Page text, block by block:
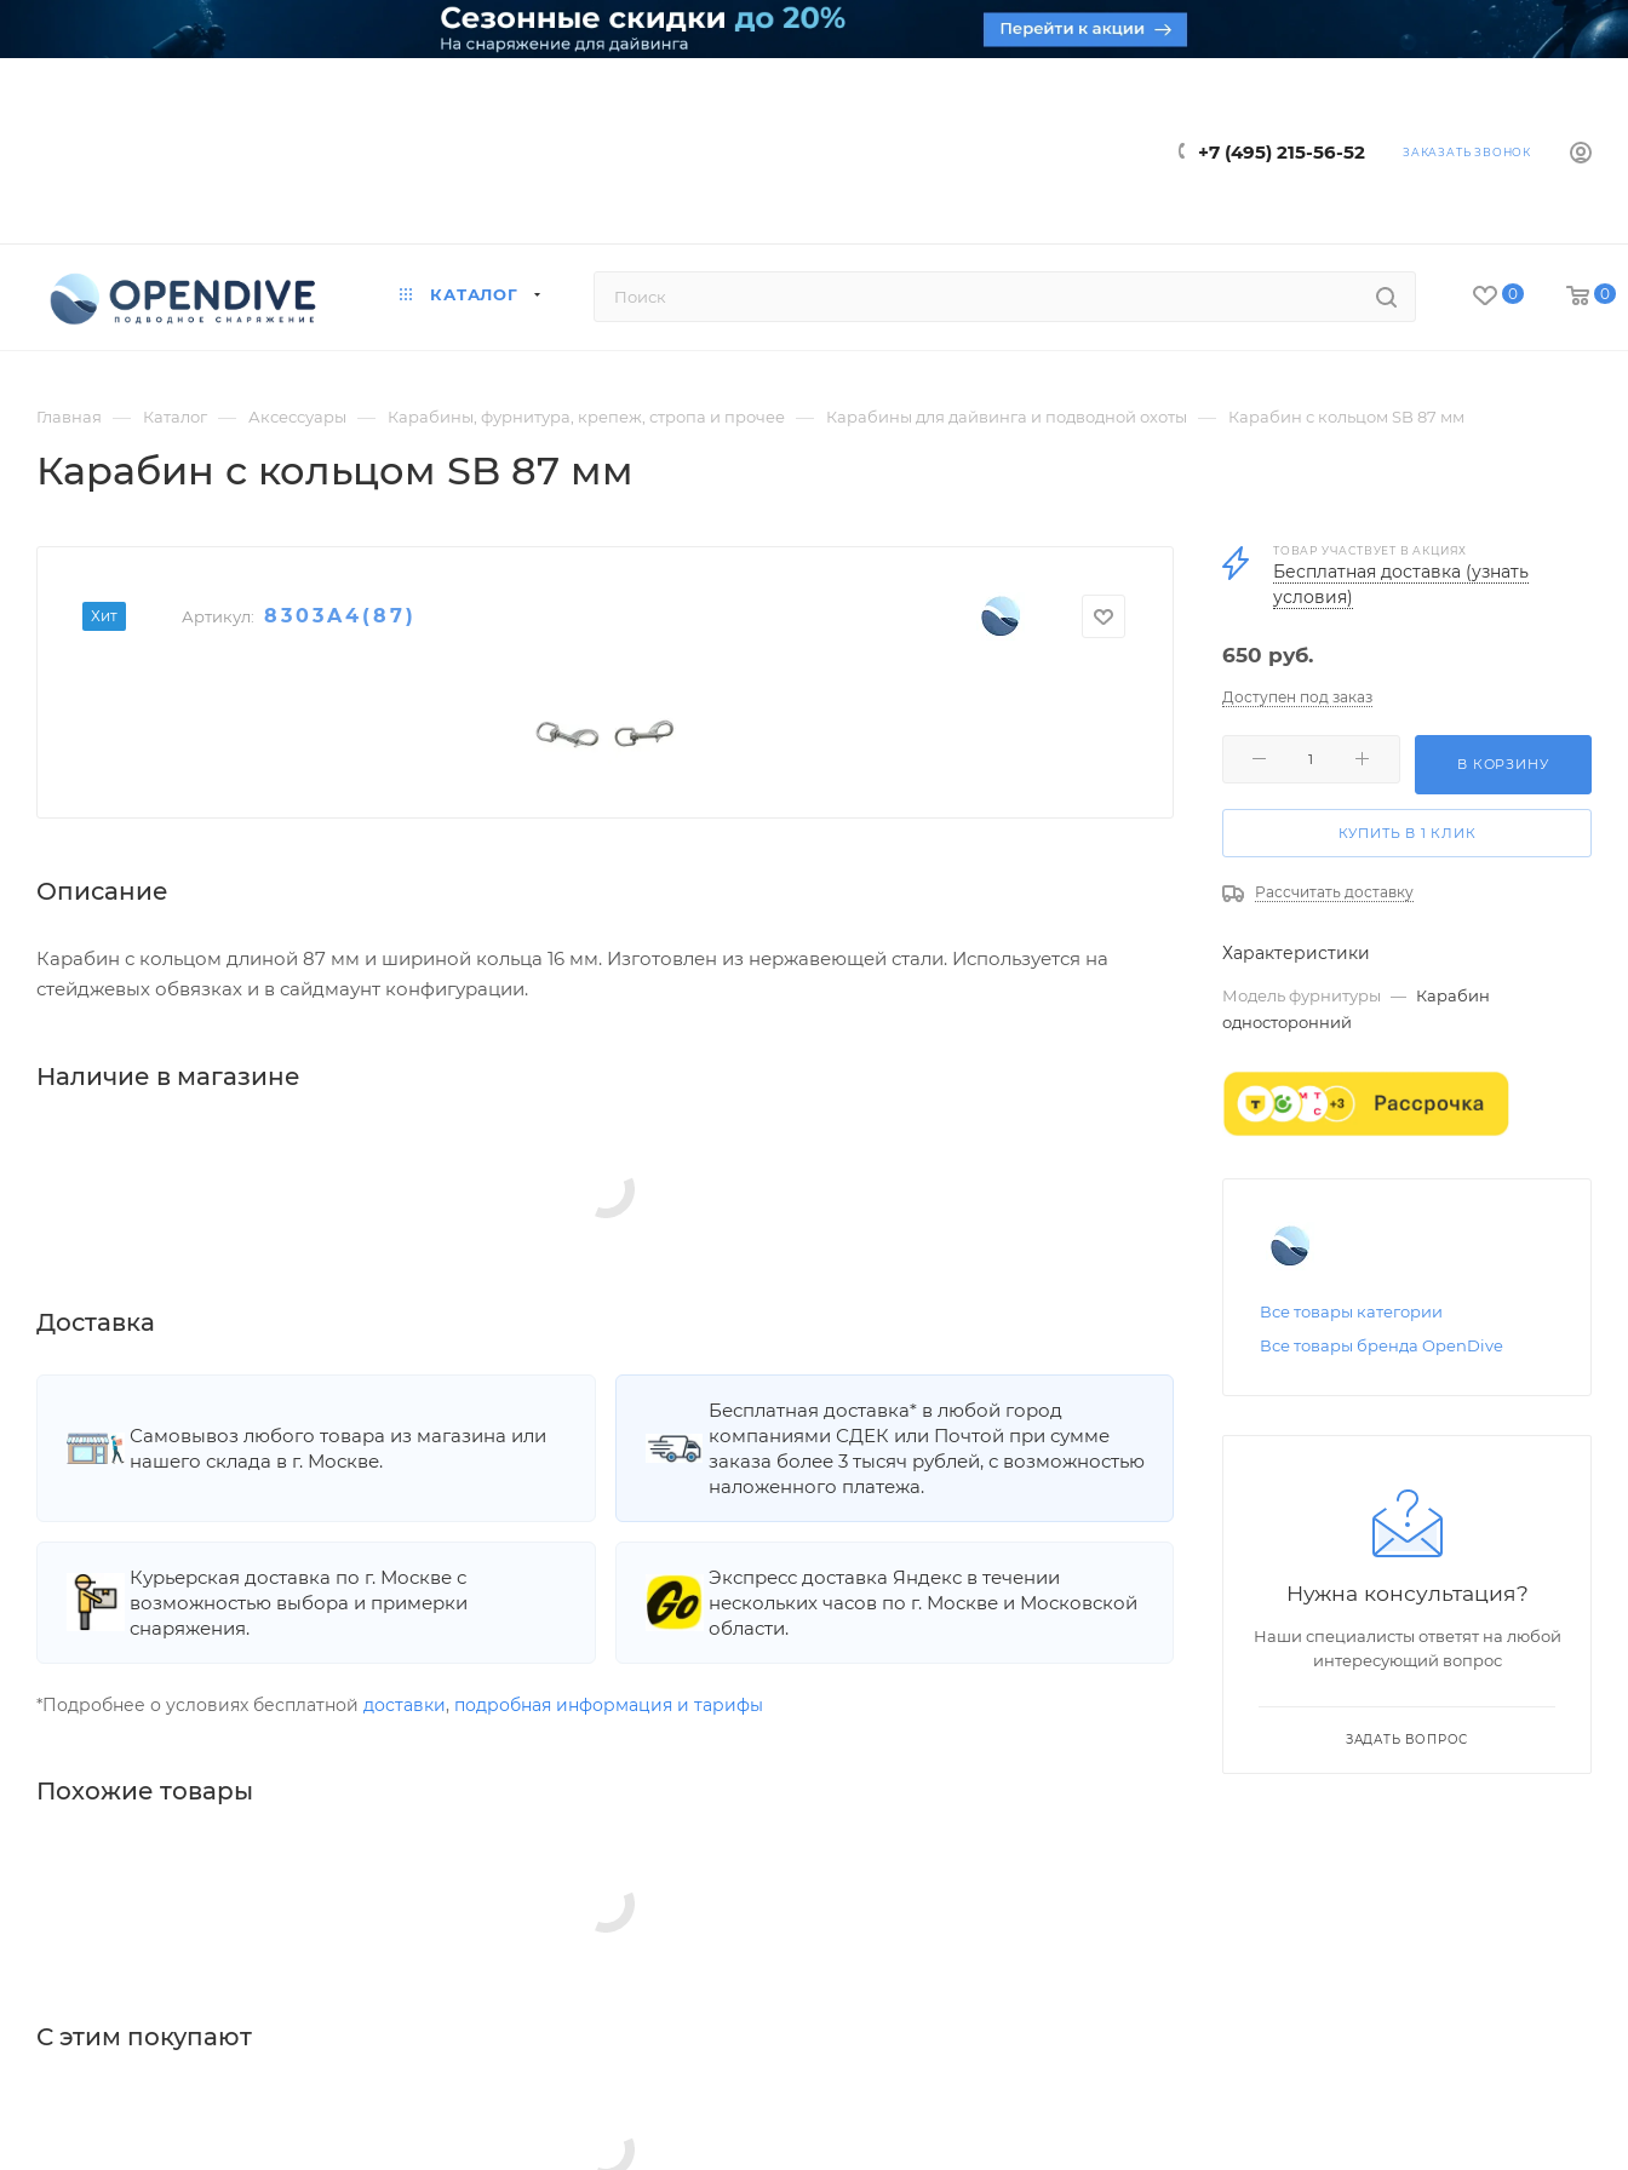
+7 (495) 215-56-52 ЗАКАЗАТЬ ЗВОНОК
КАТАЛОГ 0 0
Главная — Каталог — Аксессуары — Карабины, фурнитура, крепеж, стропа и прочее — Карабины для дайвинга и подводной охоты — Карабин с кольцом SB 87 мм
Карабин с кольцом SB 87 мм
Хит Артикул: 8303A4(87)
Описание
Карабин с кольцом длиной 87 мм и шириной кольца 16 мм. Изготовлен из нержавеющей стали. Используется на
стейджевых обвязках и в сайдмаунт конфигурации.
Наличие в магазине
Доставка
Самовывоз любого товара из магазина или
нашего склада в г. Москве.
Бесплатная доставка* в любой город
компаниями СДЕК или Почтой при сумме
заказа более 3 тысяч рублей, с возможностью
наложенного платежа.
Курьерская доставка по г. Москве с
возможностью выбора и примерки
снаряжения.
Экспресс доставка Яндекс в течении
нескольких часов по г. Москве и Московской
области.
*Подробнее о условиях бесплатной доставки, подробная информация и тарифы
Похожие товары
С этим покупают
ТОВАР УЧАСТВУЕТ В АКЦИЯХ
Бесплатная доставка (узнать
условия)
650 руб.
Доступен под заказ
В КОРЗИНУ
КУПИТЬ В 1 КЛИК
Рассчитать доставку
Характеристики
Модель фурнитуры — Карабин
односторонний
Все товары категории
Все товары бренда OpenDive
Нужна консультация?
Наши специалисты ответят на любой
интересующий вопрос
ЗАДАТЬ ВОПРОС